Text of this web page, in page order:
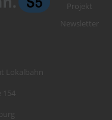
Projekt
Newsletter
Lokalbahn
154